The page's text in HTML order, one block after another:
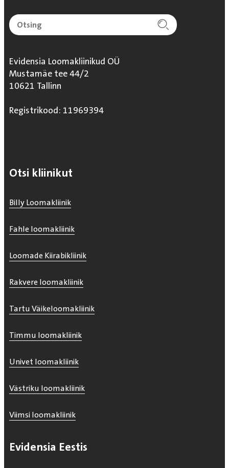
Evidensia Loomakliinikud OÜ
Mustamäe tee 44/2
10621 Tallinn
Registrikood: 11969394
Otsi kliinikut
Billy Loomakliinik
Fahle loomakliinik
Loomade Kiirabikliinik
Rakvere loomakliinik
Tartu Väikeloomakliinik
Timmu loomakliinik
Univet loomakliinik
Västriku loomakliinik
Viimsi loomakliinik
Evidensia Eestis